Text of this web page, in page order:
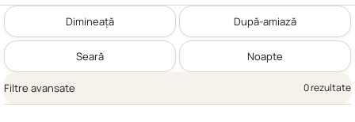
Dimineață După-amiază
Seară Noapte
Filtre avansate 0 rezultate